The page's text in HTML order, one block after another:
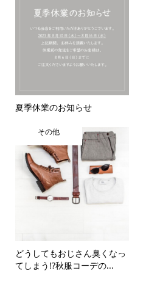
夏季休業のお知らせ
その他
どうしてもおじさん臭くなっ
てしまう!?秋服コーデの...